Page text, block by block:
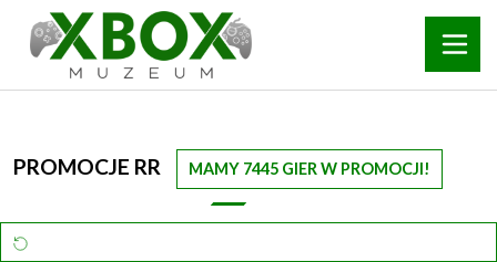
PROMOCJE RR MAMY 7445 GIER W PROMOCJI!